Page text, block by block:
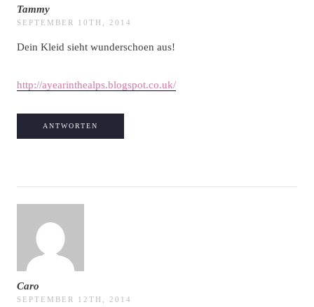
Tammy
SEPTEMBER 10TH, 2014
Dein Kleid sieht wunderschoen aus!
http://ayearinthealps.blogspot.co.uk/
ANTWORTEN
Caro
SEPTEMBER 12TH, 2014